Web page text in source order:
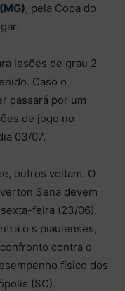
, pela Copa do
lesões de grau 2
Caso o
passará por um
de jogo no
03/07.
outros voltam. O
Sena devem
feira (23/06).
o s piauienses,
contra o
físico dos
(SC).